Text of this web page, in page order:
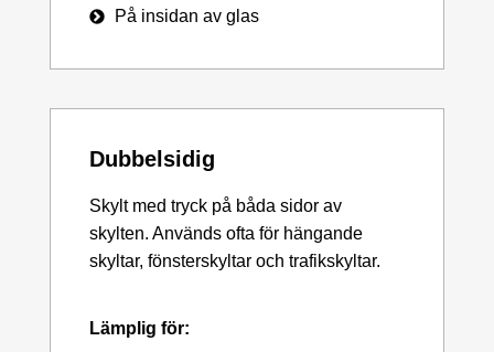
På insidan av glas
Dubbelsidig
Skylt med tryck på båda sidor av
skylten. Används ofta för hängande
skyltar, fönsterskyltar och trafikskyltar.
Lämplig för: